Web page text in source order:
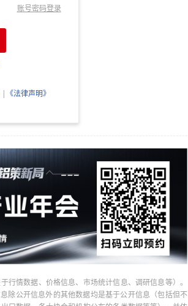
账号密码登录
| 《法律声明》
情数据、价格信息、市场统计信息、调研信息等）。
除公开信息外的其他数据均是基于公开信息（包括但不